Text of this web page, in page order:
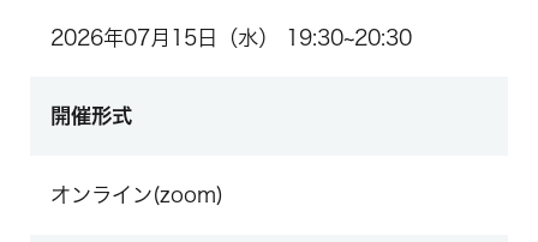
2026年07月15日（水） 19:30~20:30
開催形式
オンライン(zoom)